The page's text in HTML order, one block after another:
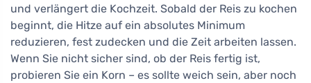
und verlängert die Kochzeit. Sobald der Reis zu kochen
beginnt, die Hitze auf ein absolutes Minimum
reduzieren, fest zudecken und die Zeit arbeiten lassen.
Wenn Sie nicht sicher sind, ob der Reis fertig ist,
probieren Sie ein Korn – es sollte weich sein, aber noch